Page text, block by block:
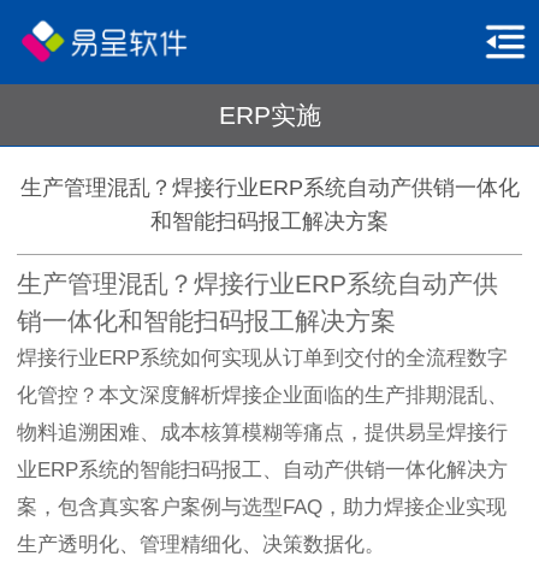
ERP实施
生产管理混乱？焊接行业ERP系统自动产供销一体化
和智能扫码报工解决方案
生产管理混乱？焊接行业ERP系统自动产供
销一体化和智能扫码报工解决方案
焊接行业ERP系统如何实现从订单到交付的全流程数字
化管控？本文深度解析焊接企业面临的生产排期混乱、
物料追溯困难、成本核算模糊等痛点，提供易呈焊接行
业ERP系统的智能扫码报工、自动产供销一体化解决方
案，包含真实客户案例与选型FAQ，助力焊接企业实现
生产透明化、管理精细化、决策数据化。